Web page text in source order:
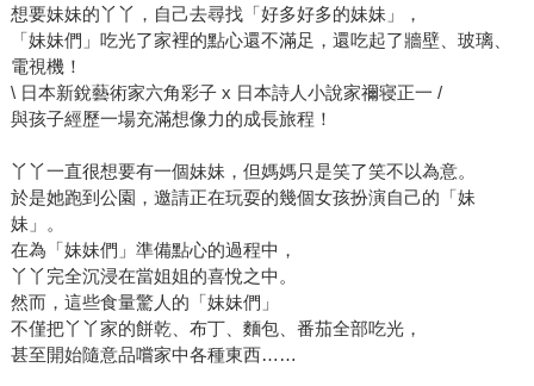
想要妹妹的丫丫，自己去尋找「好多好多的妹妹」，
「妹妹們」吃光了家裡的點心還不滿足，還吃起了牆壁、玻璃、
電視機！
\ 日本新銳藝術家六角彩子 x 日本詩人小說家禰寝正一 /
與孩子經歷一場充滿想像力的成長旅程！
丫丫一直很想要有一個妹妹，但媽媽只是笑了笑不以為意。
於是她跑到公園，邀請正在玩耍的幾個女孩扮演自己的「妹
妹」。
在為「妹妹們」準備點心的過程中，
丫丫完全沉浸在當姐姐的喜悅之中。
然而，這些食量驚人的「妹妹們」
不僅把丫丫家的餅乾、布丁、麵包、番茄全部吃光，
甚至開始隨意品嚐家中各種東西……